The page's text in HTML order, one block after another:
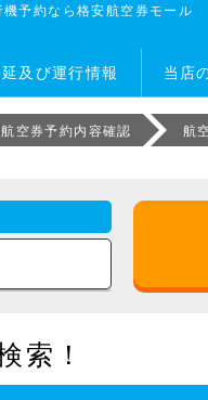
予約なら格安航空券モール
及び運行情報 当店
航空券予約内容確認 航
索！